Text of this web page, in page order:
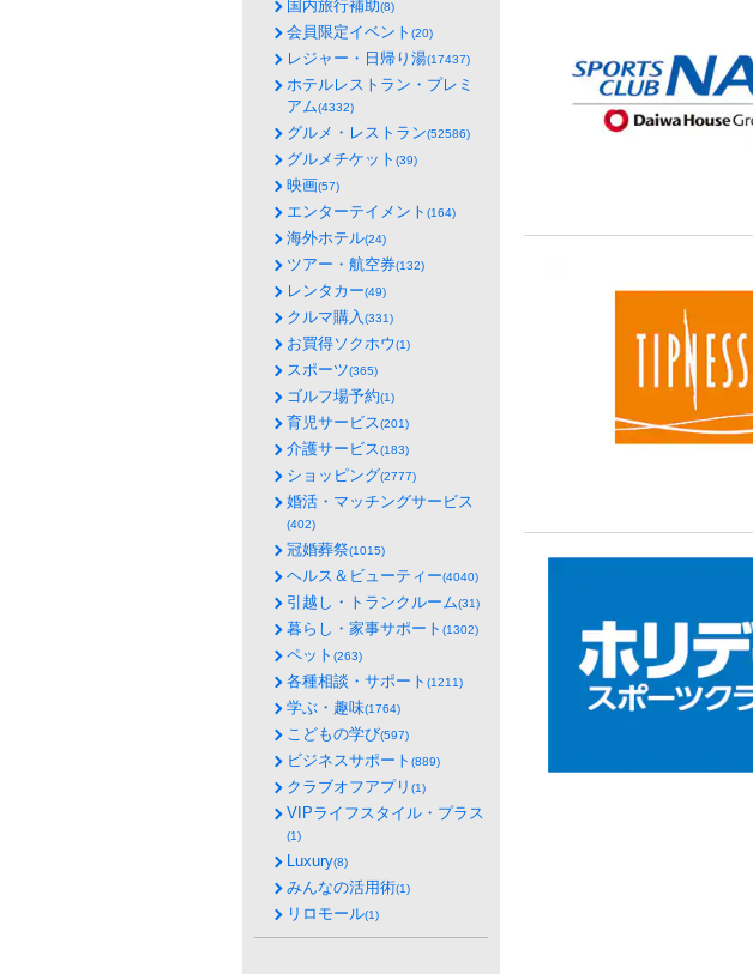
国内旅行補助(8)
会員限定イベント (20)
レジャー・日帰り湯(17437)
ホテルレストラン・プレミ
アム(4332)
グルメ・レストラン(52586)
グルメチケット (39)
映画(57)
エンターテイメント (164)
海外ホテル(24)
ツアー・航空券(132)
レンタカー(49)
クルマ購入(331)
お買得ソクホウ(1)
スポーツ(365)
ゴルフ場予約(1)
育児サービス(201)
介護サービス(183)
ショッピング(2777)
婚活・マッチングサービス
(402)
冠婚葬祭(1015)
ヘルス＆ビューティー(4040)
引越し・トランクルーム(31)
暮らし・家事サポート (1302)
ペット (263)
各種相談・サポート (1211)
学ぶ・趣味(1764)
こどもの学び(597)
ビジネスサポート (889)
クラブオフアプリ (1)
VIPライフスタイル・プラス
(1)
Luxury(8)
みんなの活用術(1)
リロモール(1)